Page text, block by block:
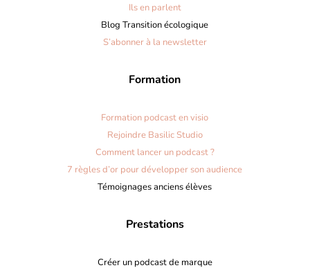
Ils en parlent
Blog Transition écologique
S’abonner à la newsletter
Formation
Formation podcast en visio
Rejoindre Basilic Studio
Comment lancer un podcast ?
7 règles d’or pour développer son audience
Témoignages anciens élèves
Prestations
Créer un podcast de marque